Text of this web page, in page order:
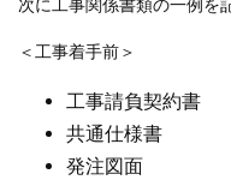
次に工事関係書類の一例を
＜工事着手前＞
工事請負契約書
共通仕様書
発注図面